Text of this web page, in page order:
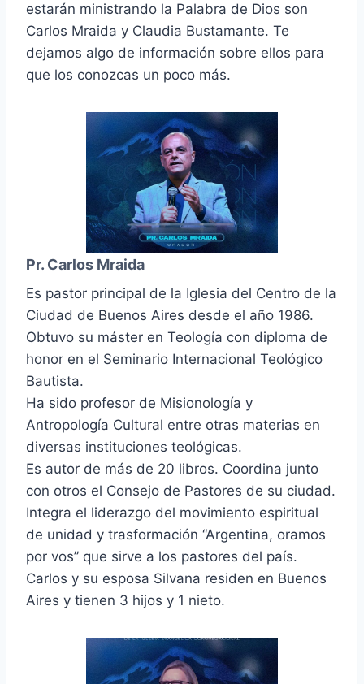
estarán ministrando la Palabra de Dios son
Carlos Mraida y Claudia Bustamante. Te
dejamos algo de información sobre ellos para
que los conozcas un poco más.
Pr. Carlos Mraida
Es pastor principal de la Iglesia del Centro de la
Ciudad de Buenos Aires desde el año 1986.
Obtuvo su máster en Teología con diploma de
honor en el Seminario Internacional Teológico
Bautista.
Ha sido profesor de Misionología y
Antropología Cultural entre otras materias en
diversas instituciones teológicas.
Es autor de más de 20 libros. Coordina junto
con otros el Consejo de Pastores de su ciudad.
Integra el liderazgo del movimiento espiritual
de unidad y trasformación “Argentina, oramos
por vos” que sirve a los pastores del país.
Carlos y su esposa Silvana residen en Buenos
Aires y tienen 3 hijos y 1 nieto.